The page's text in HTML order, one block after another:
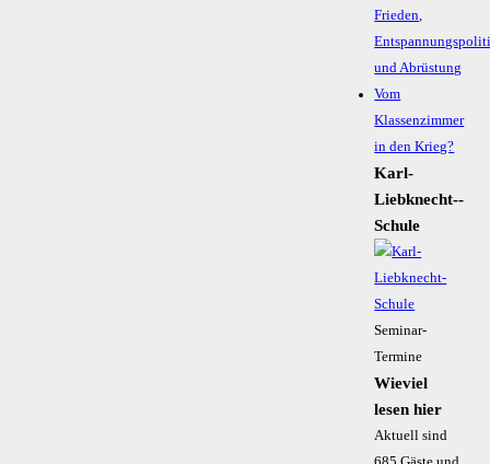
Frieden,
und Abrüstung
Vom
Klassenzimmer
in den Krieg?
Karl-
Liebknecht-­
Schule
Seminar-
Termine
Wieviel
lesen hier
Aktuell sind